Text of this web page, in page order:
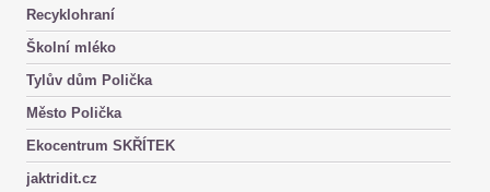
Recyklohraní
Školní mléko
Tylův dům Polička
Město Polička
Ekocentrum SKŘÍTEK
jaktridit.cz